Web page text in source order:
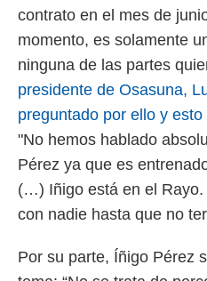
e
mediante
publicidad
de
1199
contrato en el mes de
momento, es solamente
ninguna de las partes
presidente de Osasuna,
preguntado por ello y
"No hemos hablado
Pérez ya que es
(…) Iñigo está en el
con nadie hasta que no
Por su parte, Íñigo Pérez